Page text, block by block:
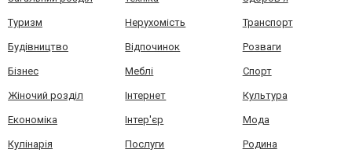
Туризм Нерухомість Транспорт
Будівництво Відпочинок Розваги
Бізнес Меблі Спорт
Жіночий розділ Інтернет Культура
Економіка Інтер'єр Мода
Кулінарія Послуги Родина